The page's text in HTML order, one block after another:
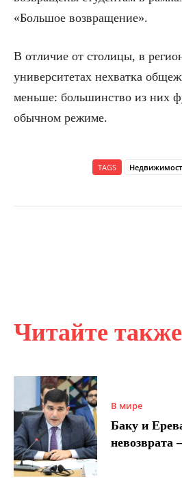
Читайте также
В мире
Баку и
невозврата
«Большое возвращение».
В отличие от столицы, в
университетах нехватка
меньше: большинство из них
обычном режиме.
TAGS